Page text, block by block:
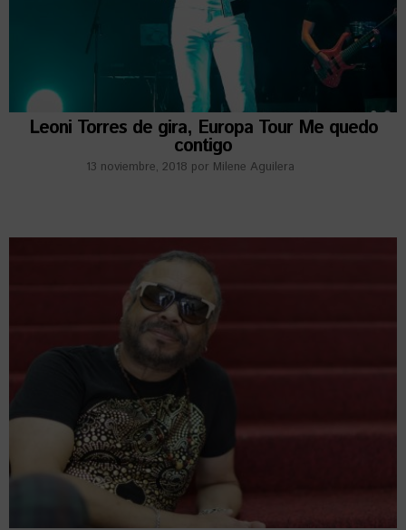
Leoni Torres de gira, Europa Tour Me quedo
contigo
13 noviembre, 2018 por Milene Aguilera